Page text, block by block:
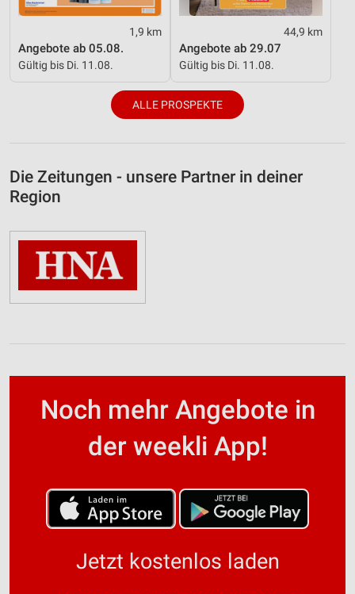
1,9 km
Angebote ab 05.08.
Gültig bis Di. 11.08.
44,9 km
Angebote ab 29.07
Gültig bis Di. 11.08.
ALLE PROSPEKTE
Die Zeitungen - unsere Partner in deiner
Region
Noch mehr Angebote in
der weekli App!
Jetzt kostenlos laden